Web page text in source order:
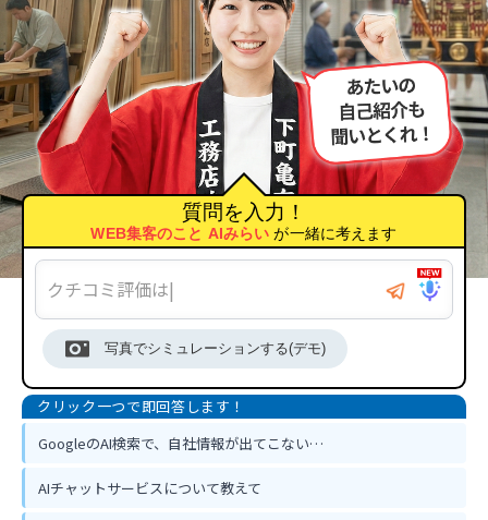
質問を入力！
WEB集客のこと AIみらい が一緒に考えます
写真でシミュレーションする(デモ)
GoogleのAI検索で、自社情報が出てこない…
AIチャットサービスについて教えて